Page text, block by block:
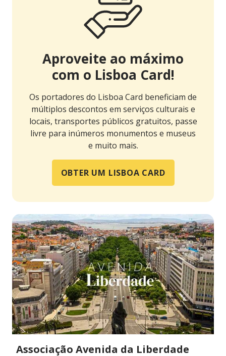
Aproveite ao máximo
com o Lisboa Card!
Os portadores do Lisboa Card beneficiam de
múltiplos descontos em serviços culturais e
locais, transportes públicos gratuitos, passe
livre para inúmeros monumentos e museus
e muito mais.
OBTER UM LISBOA CARD
Associação Avenida da Liberdade